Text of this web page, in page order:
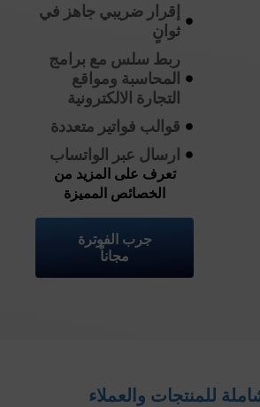
إقرار ضريبي جاهز في
ثوانٍ
ربط سلس مع برامج
المحاسبة ومواقع
التجارة الالكترونية
قوالب فواتير متعددة
ارسال عبر الواتساب
تعرف على المزيد من
الخصائص المميزة
جرب الفوترة
مجاناً
للمنتجات والعملاء